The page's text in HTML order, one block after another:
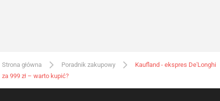
Strona główna Poradnik zakupowy
Kaufland - ekspres De'Longhi
za 999 zł – warto kupić?